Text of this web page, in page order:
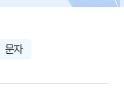
문자